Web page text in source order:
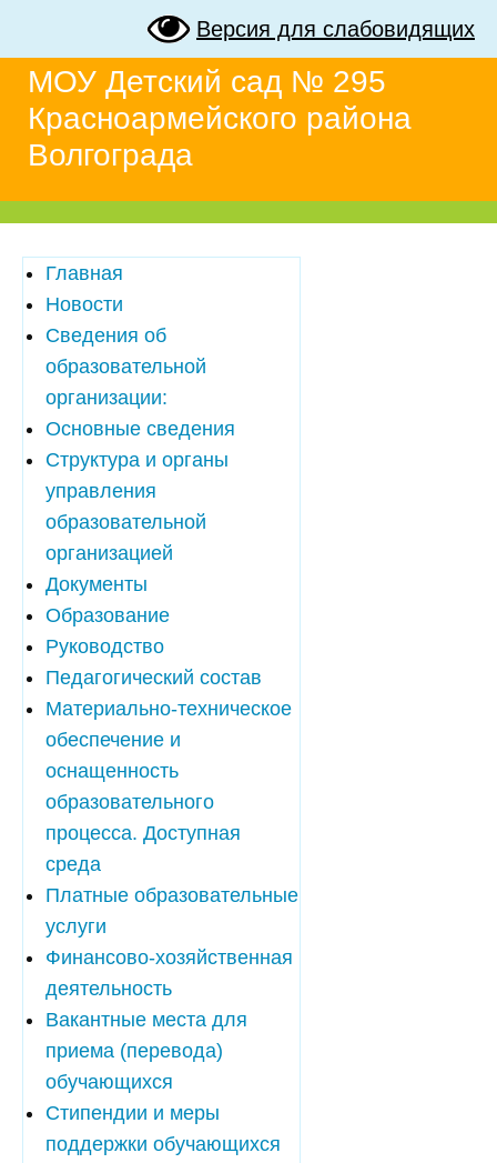
Версия для слабовидящих
МОУ Детский сад № 295
Красноармейского района
Волгограда
Главная
Новости
Сведения об
образовательной
организации:
Основные сведения
Структура и органы
управления
образовательной
организацией
Документы
Образование
Руководство
Педагогический состав
Материально-техническое
обеспечение и
оснащенность
образовательного
процесса. Доступная
среда
Платные образовательные
услуги
Финансово-хозяйственная
деятельность
Вакантные места для
приема (перевода)
обучающихся
Стипендии и меры
поддержки обучающихся